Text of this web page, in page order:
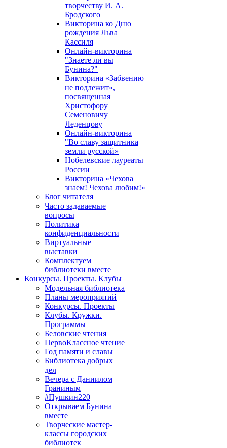
творчеству И. А.
Бродского
Викторина ко Дню
рождения Льва
Кассиля
Онлайн-викторина
"Знаете ли вы
Бунина?"
Викторина «Забвению
не подлежит»,
посвященная
Христофору
Семеновичу
Леденцову
Онлайн-викторина
"Во славу защитника
земли русской»
Нобелевские лауреаты
России
Викторина «Чехова
знаем! Чехова любим!»
Блог читателя
Часто задаваемые
вопросы
Политика
конфиденциальности
Виртуальные
выставки
Комплектуем
библиотеки вместе
Конкурсы. Проекты. Клубы
Модельная библиотека
Планы мероприятий
Конкурсы. Проекты
Клубы. Кружки.
Программы
Беловские чтения
ПервоКлассное чтение
Год памяти и славы
Библиотека добрых
дел
Вечера с Даниилом
Граниным
#Пушкин220
Открываем Бунина
вместе
Творческие мастер-
классы городских
библиотек